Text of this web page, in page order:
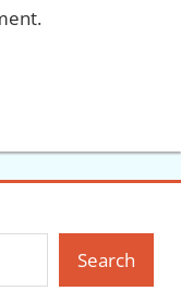
Search